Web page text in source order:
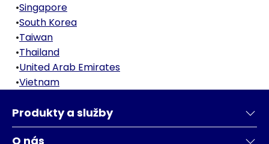
•Singapore
•South Korea
•Taiwan
•Thailand
•United Arab Emirates
•Vietnam
Produkty a služby
O nás